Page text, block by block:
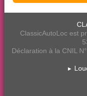
ClassicAutoLoc est
Déclaration à la CNIL
►